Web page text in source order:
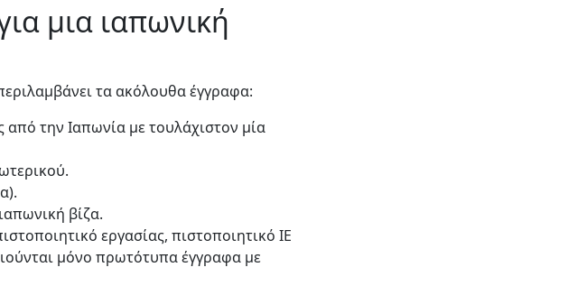
μια ιαπωνική
τα ακόλουθα έγγραφα:
την Ιαπωνία με τουλάχιστον μία
βίζα.
εργασίας, πιστοποιητικό IE
μόνο πρωτότυπα έγγραφα με